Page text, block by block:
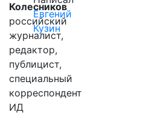
Евгений
Кузин
Колесников
российский
журналист,
редактор,
публицист,
специальный
корреспондент
ИД